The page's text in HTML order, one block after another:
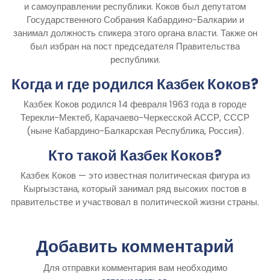
и самоуправлении республики. Коков был депутатом
Государственного Собрания Кабардино-Балкарии и
занимал должность спикера этого органа власти. Также он
был избран на пост председателя Правительства
республики.
Когда и где родился Казбек Коков?
Казбек Коков родился 14 февраля 1963 года в городе
Терекли-Мектеб, Карачаево-Черкесской АССР, СССР
(ныне Кабардино-Балкарская Республика, Россия).
Кто такой Казбек Коков?
Казбек Коков — это известная политическая фигура из
Кыргызстана, который занимал ряд высоких постов в
правительстве и участвовал в политической жизни страны.
Добавить комментарий
Для отправки комментария вам необходимо